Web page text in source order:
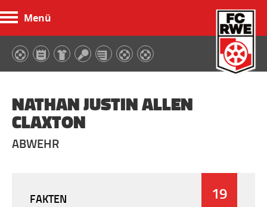
Menü
NATHAN JUSTIN ALLEN
CLAXTON
ABWEHR
19
FAKTEN